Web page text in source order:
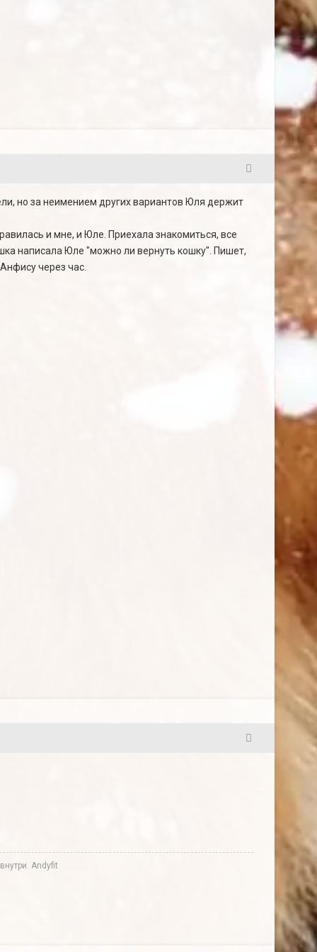
но за неимением других вариантов Юля держит
и мне, и Юле. Приехала знакомиться, все
написала Юле "можно ли вернуть кошку". Пишет,
через час.
Andyfit